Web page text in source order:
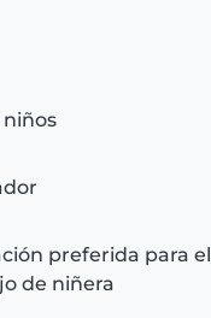
niños
preferida para el
de niñera